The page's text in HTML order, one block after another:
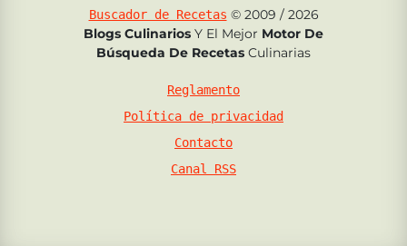
Buscador de Recetas © 2009 / 2026
Blogs Culinarios Y El Mejor Motor De
Búsqueda De Recetas Culinarias
Reglamento
Política de privacidad
Contacto
Canal RSS